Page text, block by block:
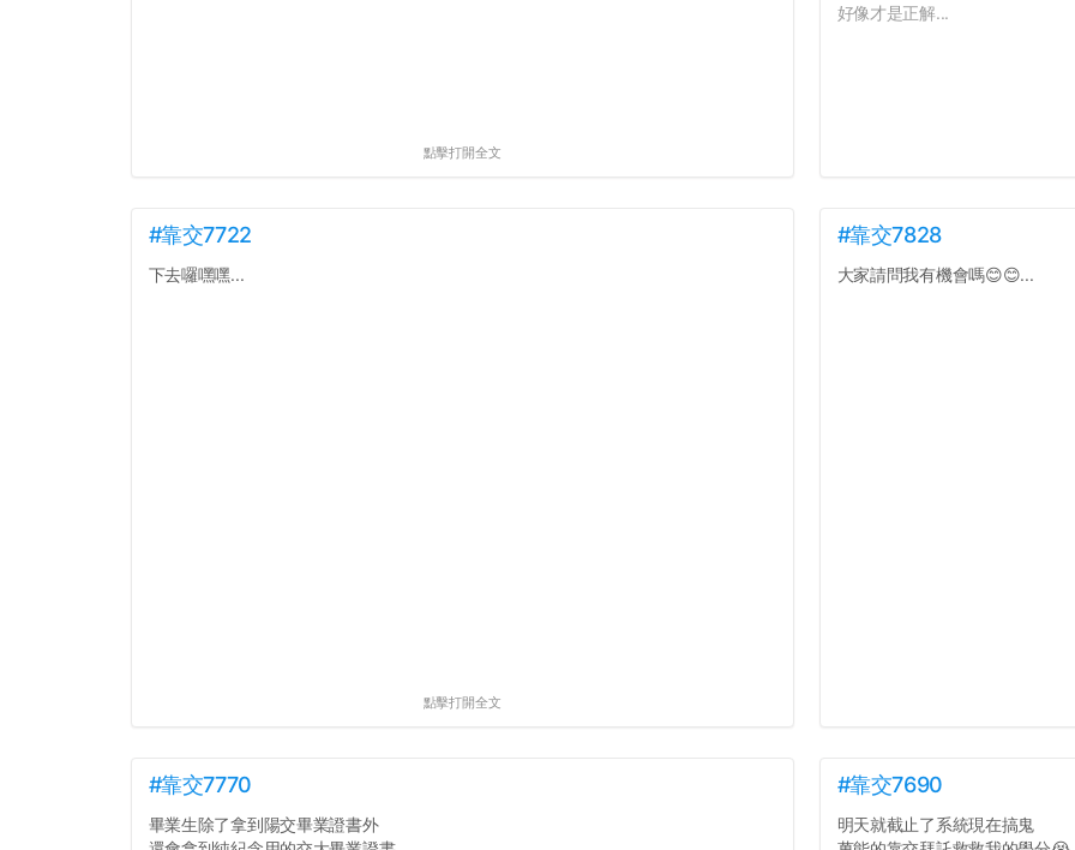
點擊打開全文
好像才是正解...
#靠交7722
下去囉嘿嘿...
點擊打開全文
#靠交7828
大家請問我有機會嗎😊😊...
#靠交7770
畢業生除了拿到陽交畢業證書外
#靠交7690
明天就截止了系統現在搞鬼